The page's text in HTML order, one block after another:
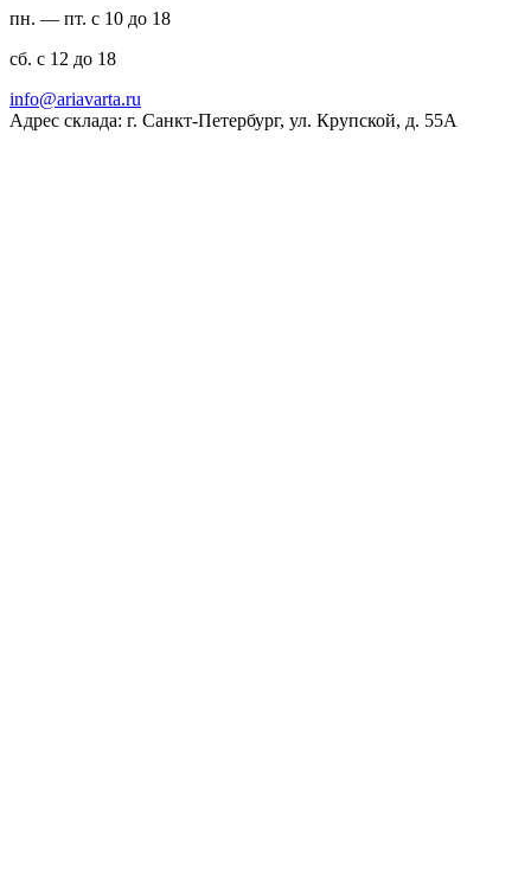
пн. — пт. с 10 до 18
сб. с 12 до 18
ur.atravaira@ofni
Адрес склада: г. Санкт-Петербург, ул. Крупской, д. 55А